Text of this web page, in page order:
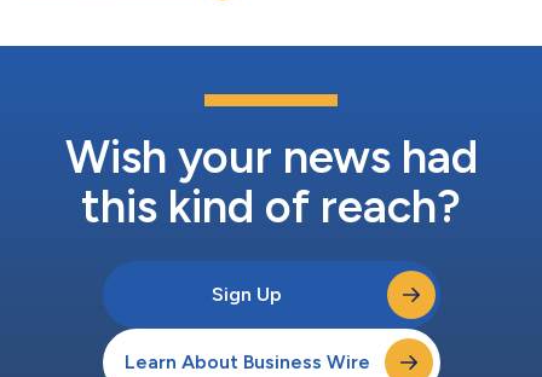
Wish your news had
this kind of reach?
Sign Up
Learn About Business Wire